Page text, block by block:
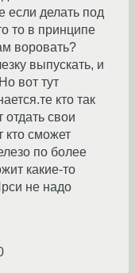
если делать под
то в принципе
воровать?
выпускать, и
вот тут
кто так
свои
кто сможет
по более
какие-то
не надо